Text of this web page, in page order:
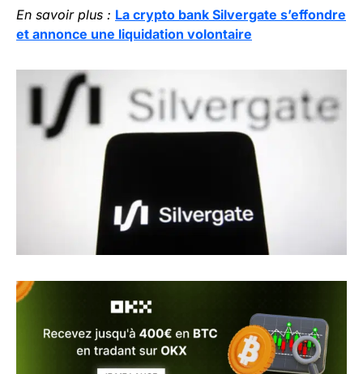
En savoir plus : La crypto bank Silvergate s’effondre
et annonce une liquidation volontaire